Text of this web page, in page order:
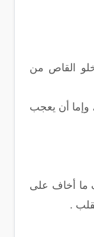
القاص من
وإما أن يعجب
ما أخاف على
.